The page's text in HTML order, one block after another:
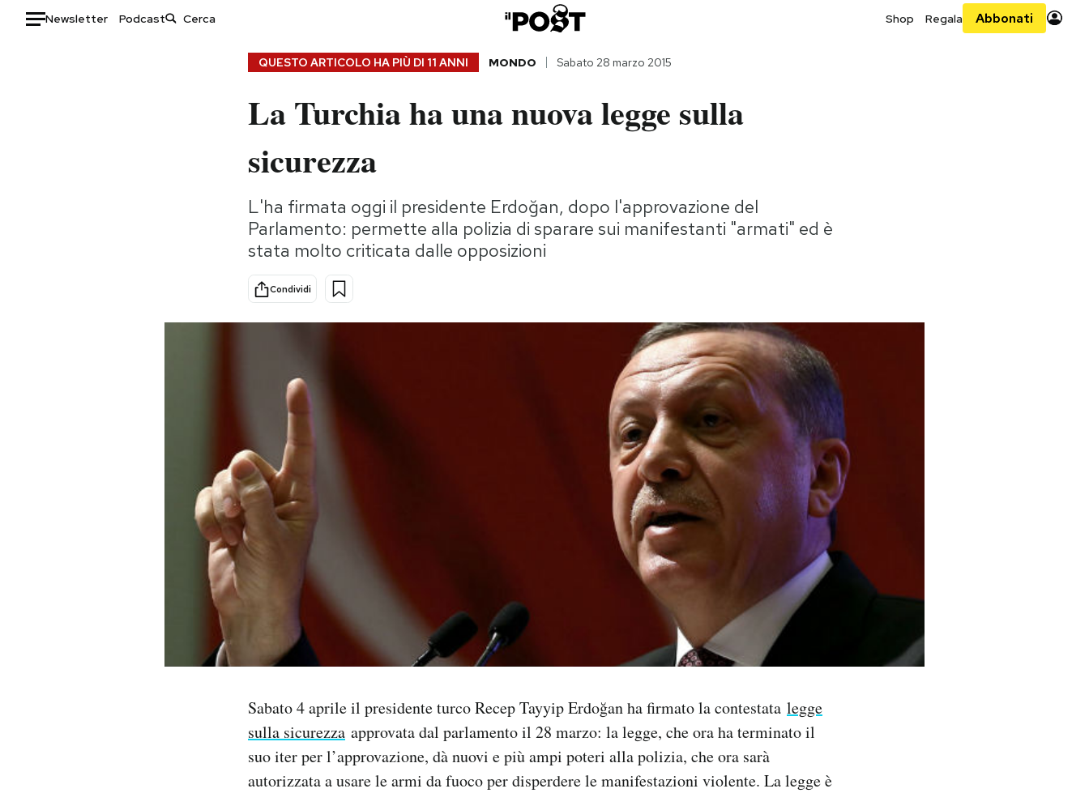
Newsletter Podcast Shop Regala Abbonati
Ok Boomer!
Altrecose
Mondiali calcio 2026
QUESTO ARTICOLO HA PIÙ DI 11 ANNI MONDO Sabato 28 marzo 2015
La Turchia ha una nuova legge sulla
sicurezza
L'ha firmata oggi il presidente Erdoğan, dopo l'approvazione del
Parlamento: permette alla polizia di sparare sui manifestanti "armati" ed è
stata molto criticata dalle opposizioni
Condividi
Sabato 4 aprile il presidente turco Recep Tayyip Erdoğan ha firmato la contestata legge
sulla sicurezza approvata dal parlamento il 28 marzo: la legge, che ora ha terminato il
suo iter per l’approvazione, dà nuovi e più ampi poteri alla polizia, che ora sarà
autorizzata a usare le armi da fuoco per disperdere le manifestazioni violente. La legge è